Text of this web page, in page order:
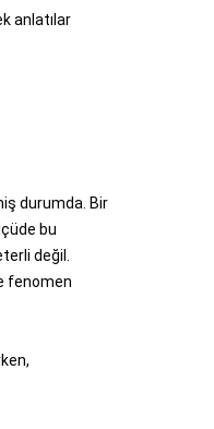
anlatılar
durumda. Bir
bu
değil.
fenomen